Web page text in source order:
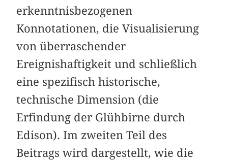
erkenntnisbezogenen
Konnotationen, die Visualisierung
von überraschender
Ereignishaftigkeit und schließlich
eine spezifisch historische,
technische Dimension (die
Erfindung der Glühbirne durch
Edison). Im zweiten Teil des
Beitrags wird dargestellt, wie die